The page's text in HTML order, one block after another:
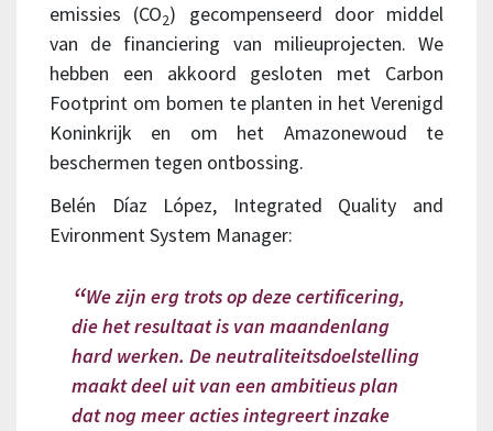
emissies (CO2) gecompenseerd door middel
van de financiering van milieuprojecten. We
hebben een akkoord gesloten met Carbon
Footprint om bomen te planten in het Verenigd
Koninkrijk en om het Amazonewoud te
beschermen tegen ontbossing.
Belén Díaz López, Integrated Quality and
Evironment System Manager:
We zijn erg trots op deze certificering,
die het resultaat is van maandenlang
hard werken. De neutraliteitsdoelstelling
maakt deel uit van een ambitieus plan
dat nog meer acties integreert inzake